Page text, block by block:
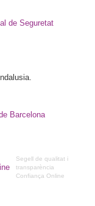
Segell de qualitat i
transparència
Confiança Online